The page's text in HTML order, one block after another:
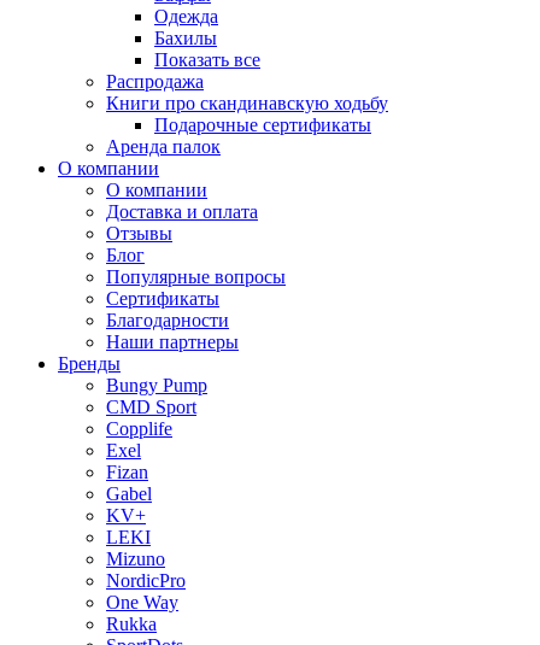
Одежда
Бахилы
Показать все
Распродажа
Книги про скандинавскую ходьбу
Подарочные сертификаты
Аренда палок
О компании
О компании
Доставка и оплата
Отзывы
Блог
Популярные вопросы
Сертификаты
Благодарности
Наши партнеры
Бренды
Bungy Pump
CMD Sport
Copplife
Exel
Fizan
Gabel
KV+
LEKI
Mizuno
NordicPro
One Way
Rukka